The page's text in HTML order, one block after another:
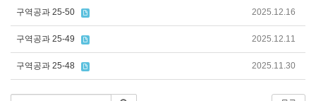
구역공과 25-50 2025.12.16
구역공과 25-49 2025.12.11
구역공과 25-48 2025.11.30